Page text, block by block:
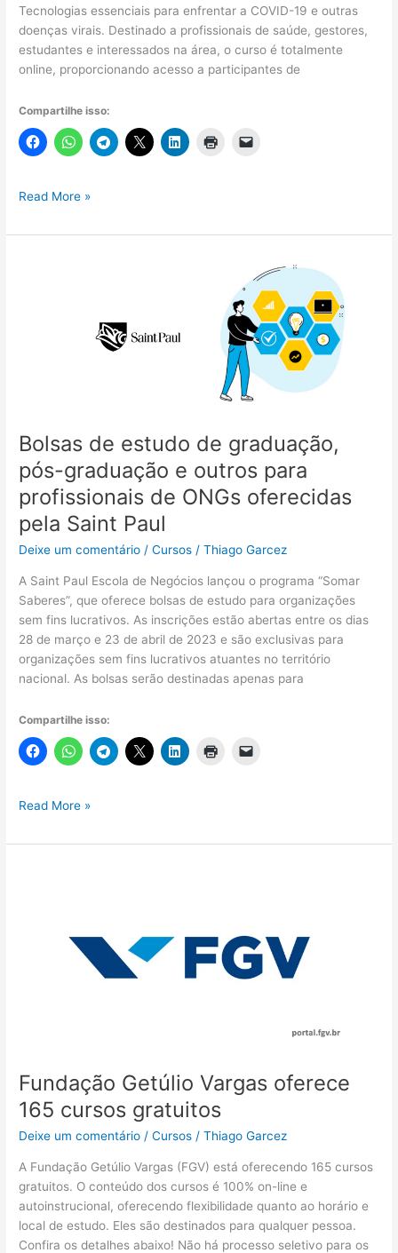
Tecnologias essenciais para enfrentar a COVID-19 e outras
doenças virais. Destinado a profissionais de saúde, gestores,
estudantes e interessados na área, o curso é totalmente
online, proporcionando acesso a participantes de
Compartilhe isso:
Garanta
Vaga:
Virais
Read More »
Bolsas de estudo de graduação,
pós-graduação e outros para
profissionais de ONGs oferecidas
pela Saint Paul
Deixe um comentário /Cursos /Thiago Garcez
A Saint Paul Escola de Negócios lançou o programa “Somar
Saberes”, que oferece bolsas de estudo para organizações
sem fins lucrativos. As inscrições estão abertas entre os dias
28 de março e 23 de abril de 2023 e são exclusivas para
organizações sem fins lucrativos atuantes no território
nacional. As bolsas serão destinadas apenas para
Compartilhe isso:
Bolsas
estudo
pela
Saint
Paul
Read More »
Fundação Getúlio Vargas oferece
165 cursos gratuitos
Deixe um comentário /Cursos /Thiago Garcez
A Fundação Getúlio Vargas (FGV) está oferecendo 165 cursos
gratuitos. O conteúdo dos cursos é 100% on-line e
autoinstrucional, oferecendo flexibilidade quanto ao horário e
local de estudo. Eles são destinados para qualquer pessoa.
Confira os detalhes abaixo! Não há processo seletivo para os